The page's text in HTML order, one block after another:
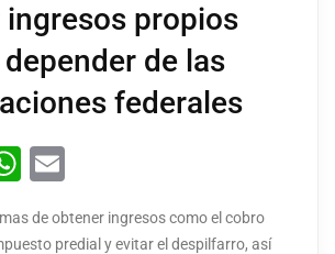
ingresos propios
de las
federales
WhatsApp
de obtener ingresos como el cobro
predial y evitar el despilfarro, así